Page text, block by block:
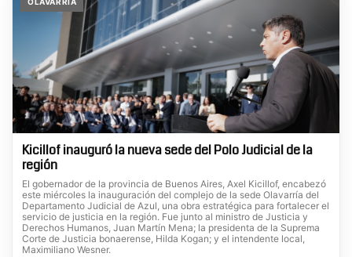
Kicillof inauguró la nueva sede del Polo Judicial de la
región
El gobernador de la provincia de Buenos Aires, Axel Kicillof, encabezó
este miércoles la inauguración del complejo de la sede Olavarría del
Departamento Judicial de Azul, una obra estratégica para fortalecer el
servicio de justicia en la región. Fue junto al ministro de Justicia y
Derechos Humanos, Juan Martín Mena; la presidenta de la Suprema
Corte de Justicia bonaerense, Hilda Kogan; y el intendente local,
Maximiliano Wesner.